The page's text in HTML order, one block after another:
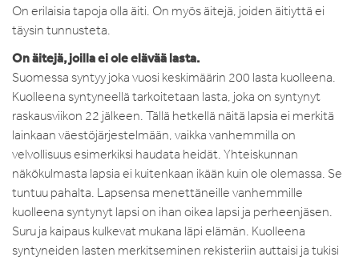
On erilaisia tapoja olla äiti. On myös äitejä, joiden äitiyttä ei
täysin tunnusteta.
On äitejä, joilla ei ole elävää lasta.
Suomessa syntyy joka vuosi keskimäärin 200 lasta kuolleena.
Kuolleena syntyneellä tarkoitetaan lasta, joka on syntynyt
raskausviikon 22 jälkeen. Tällä hetkellä näitä lapsia ei merkitä
lainkaan väestöjärjestelmään, vaikka vanhemmilla on
velvollisuus esimerkiksi haudata heidät. Yhteiskunnan
näkökulmasta lapsia ei kuitenkaan ikään kuin ole olemassa. Se
tuntuu pahalta. Lapsensa menettäneille vanhemmille
kuolleena syntynyt lapsi on ihan oikea lapsi ja perheenjäsen.
Suru ja kaipaus kulkevat mukana läpi elämän. Kuolleena
syntyneiden lasten merkitseminen rekisteriin auttaisi ja tukisi